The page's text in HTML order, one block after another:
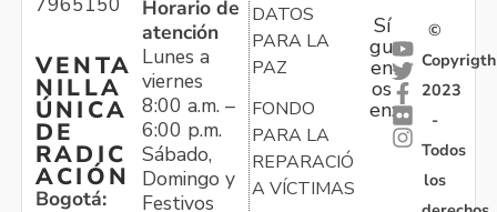
VENTA
NILLA
ÚNICA
DE
RADIC
ACIÓN
Bogotá:
Horario de
atención
Lunes a
viernes
8:00 a.m. –
6:00 p.m.
Sábado,
Domingo y
Festivos
DATOS
PARA LA
PAZ
FONDO
PARA LA
REPARACIÓN
A VÍCTIMAS
Sí
gu
en
os
en:
©
Copyrigth
2023
-
Todos
los